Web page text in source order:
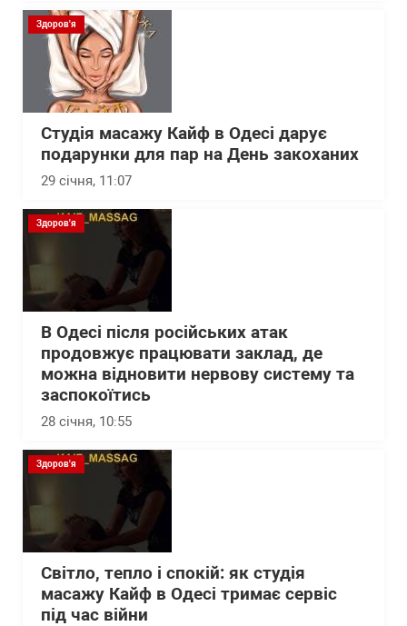
Здоров'я
Студія масажу Кайф в Одесі дарує
подарунки для пар на День закоханих
29 січня, 11:07
Здоров'я
В Одесі після російських атак
продовжує працювати заклад, де
можна відновити нервову систему та
заспокоїтись
28 січня, 10:55
Здоров'я
Світло, тепло і спокій: як студія
масажу Кайф в Одесі тримає сервіс
під час війни